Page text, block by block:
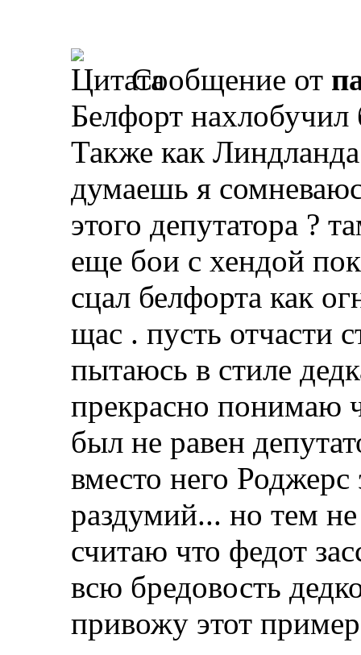
Сообщение от
Белфорт нахлобучил
Также как
думаешь я
этого депутатора ?
еще бои с хендой
сцал белфорта как
щас . пусть отчасти
пытаюсь в стиле
прекрасно понимаю
был не равен
вместо него
раздумий... но тем
считаю что федот
всю бредовость
привожу этот